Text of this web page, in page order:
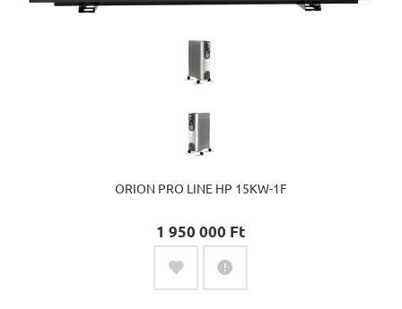
ORION PRO LINE HP 15KW-1F
1 950 000 Ft‎